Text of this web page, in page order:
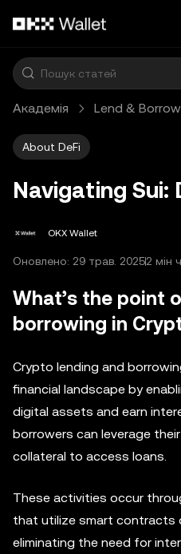
Академія Lend & Borrow
About DeFi
Navigating Sui:
OKX Wallet
Оновлено: 29 трав. 20252 мін
What’s the point
borrowing in
Crypto lending and
financial landscape by
digital assets and earn
borrowers can leverage
collateral to access loans.
These activities occur
that utilize smart contracts
eliminating the need for